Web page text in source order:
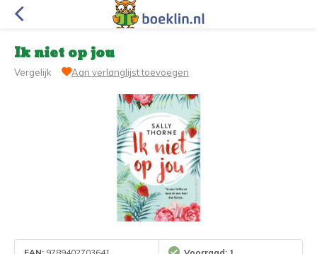
Ik niet op jou
Vergelijk Aan verlanglijst toevoegen
EAN: 9789402703641 Voorraad: 1